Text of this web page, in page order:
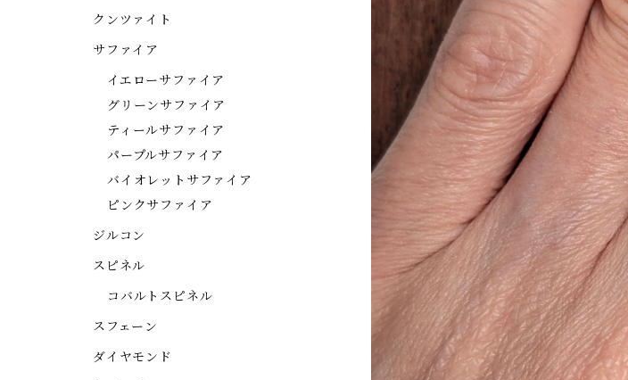
クンツァイト
サファイア
イエローサファイア
グリーンサファイア
ティールサファイア
パープルサファイア
バイオレットサファイア
ピンクサファイア
ジルコン
スピネル
コバルトスピネル
スフェーン
ダイヤモンド